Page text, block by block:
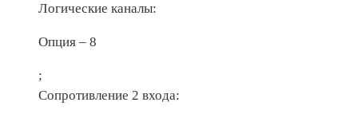
Логические каналы:
Опция – 8
;
Сопротивление 2 входа: